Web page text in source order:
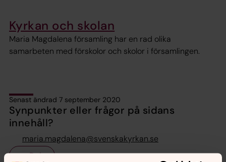
Kyrkan och skolan
Maria Magdalena församling har en rad olika
samarbeten med förskolor och skolor i församlingen.
Senast ändrad 7 september 2020
Synpunkter eller frågor på sidans
innehåll?
maria.magdalena@svenskakyrkan.se
Dela